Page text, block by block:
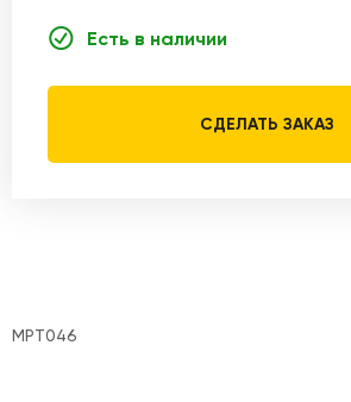
Есть в наличии
СДЕЛАТЬ ЗАКАЗ
MPT046